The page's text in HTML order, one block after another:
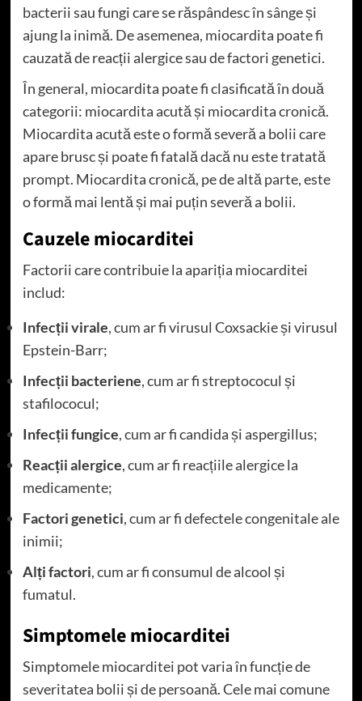
bacterii sau fungi care se răspândesc în sânge și
ajung la inimă. De asemenea, miocardita poate fi
cauzată de reacții alergice sau de factori genetici.
În general, miocardita poate fi clasificată în două
categorii: miocardita acută și miocardita cronică.
Miocardita acută este o formă severă a bolii care
apare brusc și poate fi fatală dacă nu este tratată
prompt. Miocardita cronică, pe de altă parte, este
o formă mai lentă și mai puțin severă a bolii.
Cauzele miocarditei
Factorii care contribuie la apariția miocarditei
includ:
Infecții virale, cum ar fi virusul Coxsackie și virusul
Epstein-Barr;
Infecții bacteriene, cum ar fi streptococul și
stafilococul;
Infecții fungice, cum ar fi candida și aspergillus;
Reacții alergice, cum ar fi reacțiile alergice la
medicamente;
Factori genetici, cum ar fi defectele congenitale ale
inimii;
Alți factori, cum ar fi consumul de alcool și
fumatul.
Simptomele miocarditei
Simptomele miocarditei pot varia în funcție de
severitatea bolii și de persoană. Cele mai comune